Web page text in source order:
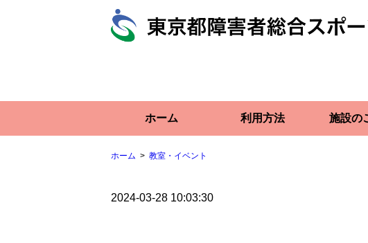
ホーム 利用方法 施設の
ホーム 教室・イベント
2024-03-28 10:03:30